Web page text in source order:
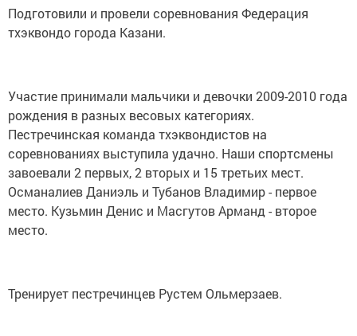
Подготовили и провели соревнования Федерация
тхэквондо города Казани.
Участие принимали мальчики и девочки 2009-2010 года
рождения в разных весовых категориях.
Пестречинская команда тхэквондистов на
соревнованиях выступила удачно. Наши спортсмены
завоевали 2 первых, 2 вторых и 15 третьих мест.
Османалиев Даниэль и Тубанов Владимир - первое
место. Кузьмин Денис и Масгутов Арманд - второе
место.
Тренирует пестречинцев Рустем Ольмерзаев.